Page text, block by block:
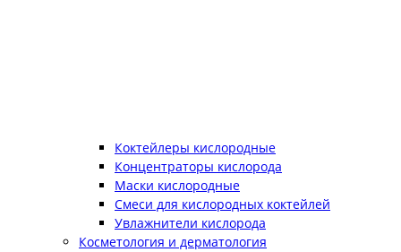
Коктейлеры кислородные
Концентраторы кислорода
Маски кислородные
Смеси для кислородных коктейлей
Увлажнители кислорода
Косметология и дерматология